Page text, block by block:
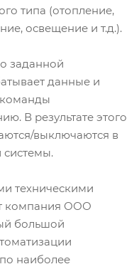
типа (отопление,
освещение и т.д.).
заданной
данные и
команды
В результате этого
выключаются в
системы.
техническими
компания ООО
большой
наиболее